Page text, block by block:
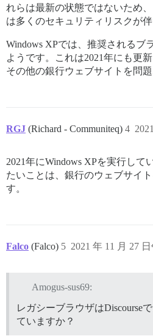
れらは最新の状態ではないため
は多くのセキュリティリスクが伴
Windows XPでは、推奨されるブ
ようです。これは2021年にも更
その他の銀行ウェブサイトを問題
RGJ (Richard - Communiteq) 4
2021年にWindows XPを実行して
たいことは、銀行のウェブサイ
す。
Falco (Falco) 2021 年 11 月 27
5
Amogus-sus69:
レガシーブラウザはDiscourse
ていますか？